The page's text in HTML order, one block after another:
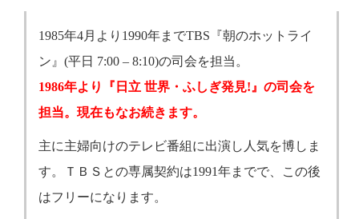
1985年4月より1990年までTBS『朝のホットライ
ン』(平日 7:00 – 8:10)の司会を担当。
1986年より『日立 世界・ふしぎ発見!』の司会を
担当。現在もなお続きます。
主に主婦向けのテレビ番組に出演し人気を博しま
す。ＴＢＳとの専属契約は1991年までで、この後
はフリーになります。